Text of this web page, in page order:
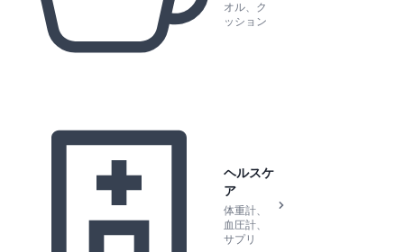
オル、ク
ッション
ヘルスケ
ア
体重計、
血圧計、
サプリ